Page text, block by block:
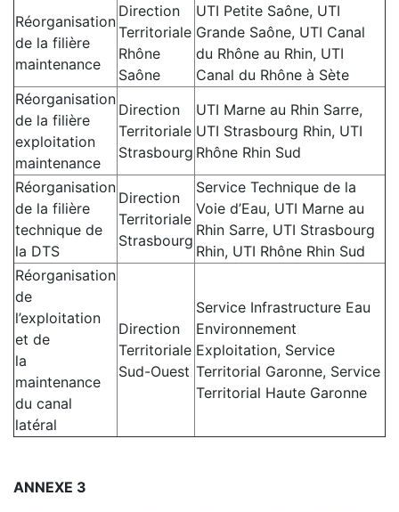
Réorganisation
de la filière
maintenance
Direction
Territoriale
Rhône
Saône
UTI Petite Saône, UTI
Grande Saône, UTI Canal
du Rhône au Rhin, UTI
Canal du Rhône à Sète
Réorganisation
de la filière
exploitation
maintenance
Direction
Territoriale
Strasbourg
UTI Marne au Rhin Sarre,
UTI Strasbourg Rhin, UTI
Rhône Rhin Sud
Réorganisation
de la filière
technique de
la DTS
Direction
Territoriale
Strasbourg
Service Technique de la
Voie d’Eau, UTI Marne au
Rhin Sarre, UTI Strasbourg
Rhin, UTI Rhône Rhin Sud
Réorganisation
de
l’exploitation
et de
la
maintenance
du canal
latéral
Direction
Territoriale
Sud-Ouest
Service Infrastructure Eau
Environnement
Exploitation, Service
Territorial Garonne, Service
Territorial Haute Garonne
ANNEXE 3